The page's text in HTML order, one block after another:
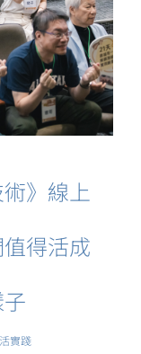
》線上
得活成
實踐